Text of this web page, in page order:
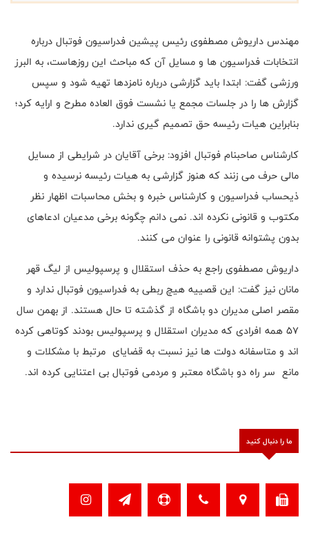
مهندس داریوش مصطفوی رئیس پیشین فدراسیون فوتبال درباره
انتخابات فدراسیون ها و مسایل آن که مباحث این روزهاست، به البرز
ورزشی گفت: ابتدا باید گزارشی درباره نامزدها تهیه شود و سپس
گزارش ها را در جلسات مجمع یا نشست فوق العاده مطرح و ارایه کرد؛
بنابراین هیات رئیسه حق تصمیم گیری ندارد.
کارشناس صاحبنام فوتبال افزود: برخی آقایان در شرایطی از مسایل
مالی حرف می زنند که هنوز گزارشی به هیات رئیسه نرسیده و
ذیحساب فدراسیون و کارشناس خبره و بخش محاسبات اظهار نظر
مکتوب و قانونی نکرده اند. نمی دانم چگونه برخی مدعیان ادعاهای
بدون پشتوانه قانونی را عنوان می کنند.
داریوش مصطفوی راجع به حذف استقلال و پرسپولیس از لیگ قهر
مانان نیز گفت: این قصییه هیچ ربطی به فدراسیون فوتبال ندارد و
مقصر اصلی مدیران دو باشگاه از گذشته تا حال هستند. از بهمن سال
۵۷ همه افرادی که مدیران استقلال و پرسپولیس بودند کوتاهی کرده
اند و متاسفانه دولت ها نیز نسبت به قضایای مرتبط با مشکلات و
مانع سر راه دو باشگاه معتبر و مردمی فوتبال بی اعتنایی کرده اند.
ما را دنبال کنید